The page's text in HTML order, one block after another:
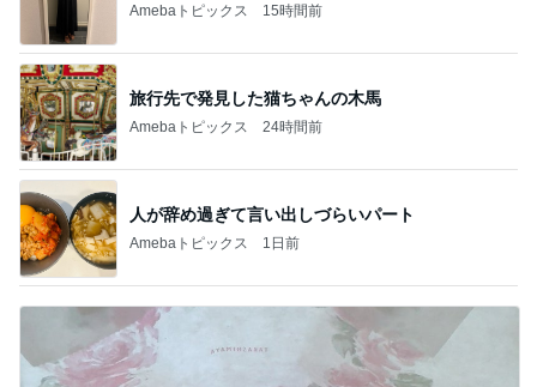
Amebaトピックス 15時間前
旅行先で発見した猫ちゃんの木馬
Amebaトピックス 24時間前
人が辞め過ぎて言い出しづらいパート
Amebaトピックス 1日前